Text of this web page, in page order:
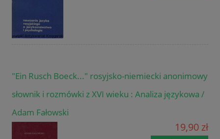
"Ein Rusch Boeck..." rosyjsko-niemiecki anonimowy
słownik i rozmówki z XVI wieku : Analiza językowa /
Adam Fałowski
19,90 zł